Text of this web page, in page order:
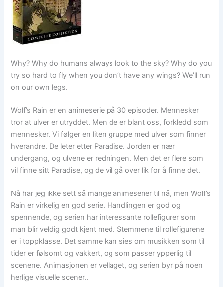
Why? Why do humans always look to the sky? Why do you
try so hard to fly when you don’t have any wings? We’ll run
on our own legs.
Wolf’s Rain er en animeserie på 30 episoder. Mennesker
tror at ulver er utryddet. Men de er blant oss, forkledd som
mennesker. Vi følger en liten gruppe med ulver som finner
hverandre. De leter etter Paradise. Jorden er nær
undergang, og ulvene er redningen. Men det er flere som
vil finne sitt Paradise, og de vil gå over lik for å finne det.
Nå har jeg ikke sett så mange animeserier til nå, men Wolf’s
Rain er virkelig en god serie. Handlingen er god og
spennende, og serien har interessante rollefigurer som
man blir veldig godt kjent med. Stemmene til rollefigurene
er i toppklasse. Det samme kan sies om musikken som til
tider er følsomt og vakkert, og som passer ypperlig til
scenene. Animasjonen er vellaget, og serien byr på noen
herlige visuelle scener..